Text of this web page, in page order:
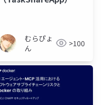
むらぴょ
ん
>100